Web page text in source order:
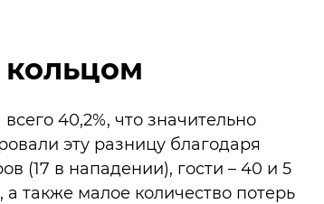
40,2%, что значительно
эту разницу благодаря
(17 в нападении), гости – 40 и 5
а также малое количество потерь